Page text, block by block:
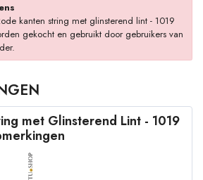
kanten string met glinsterend lint - 1019
gekocht en gebruikt door gebruikers van
met Glinsterend Lint - 1019